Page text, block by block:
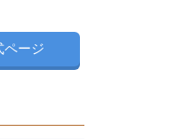
ページ